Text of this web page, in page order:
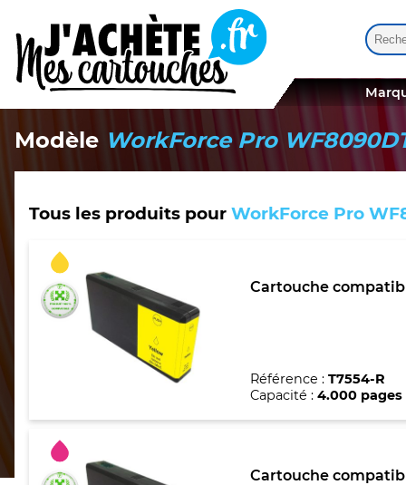
Modèle WorkForce Pro
Tous les produits pour WorkForce Pro
Cartouche
Référence :T7554-R
Capacité :4.000 pages
Cartouche